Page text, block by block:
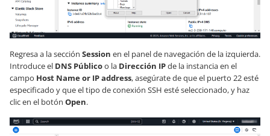
Regresa a la sección Session en el panel de navegación de la izquierda.
Introduce el DNS Públicoo la Dirección IPde la instancia en el
campo Host Name or IP address, asegúrate de que el puerto 22 esté
especificado y que el tipo de conexión SSH esté seleccionado, y haz
clic en el botón Open.